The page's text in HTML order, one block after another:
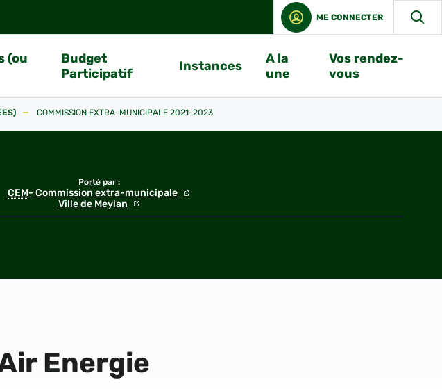
ME CONNECTER
(ou
Budget
Participatif
Instances
A la
une
Vos rendez-
vous
COMMISSION EXTRA-MUNICIPALE 2021-2023
Porté par :
CEM- Commission extra-municipale
Ville de Meylan
Energie